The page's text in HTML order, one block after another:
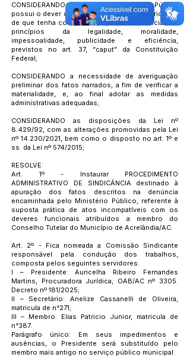
CONSIDERANDO que a Administração Pública
possui o dever de apurar eventuais irregularidades
de que tenha conhecimento, em observância aos
princípios da legalidade, moralidade,
impessoalidade, publicidade e eficiência,
previstos no art. 37, “caput” da Constituição
Federal;
CONSIDERANDO a necessidade de averiguação
preliminar dos fatos narrados, a fim de verificar a
materialidade, e, ao final adotar as medidas
administrativas adequadas;
CONSIDERANDO as disposições da Lei nº
8.429/92, com as alterações promovidas pela Lei
nº 14.230/2021, bem como o disposto no art. 1º e
ss. da Lei nº 574/2015;
RESOLVE:
Art. 1º - Instaurar PROCEDIMENTO
ADMINISTRATIVO DE SINDICÂNCIA destinado à
apuração dos fatos descritos na denúncia
encaminhada pelo Ministério Público, referente à
suposta prática de atos incompatíveis com os
deveres funcionais atribuídos a membro do
Conselho Tutelar do Município de Acrelândia/AC.
Art. 2º - Fica nomeada a Comissão Sindicante
responsável pela condução dos trabalhos,
composta pelos seguintes servidores:
I – Presidente: Auricelha Ribeiro Fernandes
Martins, Procuradora Jurídica, OAB/AC nº 3305.
Decreto nº 181/2025;
II – Secretário: Anelize Cassanelli de Oliveira,
matricula de n°271;
III – Membro: Elias Patricio Junior, matricula de
n°387.
Parágrafo único: Em seus impedimentos e
ausências, o Presidente será substituído pelo
membro mais antigo no serviço público municipal.